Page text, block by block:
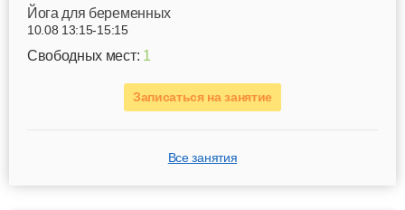
Йога для беременных
10.08 13:15-15:15
Свободных мест: 1
Записаться на занятие
Все занятия